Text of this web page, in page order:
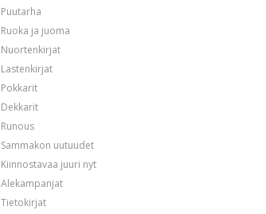
Puutarha
Ruoka ja juoma
Nuortenkirjat
Lastenkirjat
Pokkarit
Dekkarit
Runous
Sammakon uutuudet
Kiinnostavaa juuri nyt
Alekampanjat
Tietokirjat